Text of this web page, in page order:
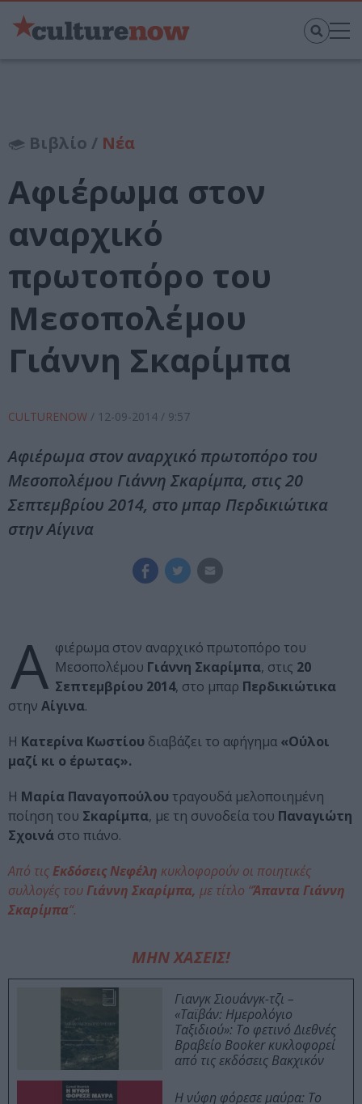
Βιβλίο / Νέα
Αφιέρωμα στον
αναρχικό
πρωτοπόρο του
Μεσοπολέμου
Γιάννη Σκαρίμπα
CULTURENOW / 12-09-2014 / 9:57
Αφιέρωμα στον αναρχικό πρωτοπόρο του
Μεσοπολέμου Γιάννη Σκαρίμπα, στις 20
Σεπτεμβρίου 2014, στο μπαρ Περδικιώτικα
στην Αίγινα
Α φιέρωμα στον αναρχικό πρωτοπόρο του
Μεσοπολέμου Γιάννη Σκαρίμπα, στις 20
Σεπτεμβρίου 2014, στο μπαρ Περδικιώτικα
στην Αίγινα.
H Κατερίνα Κωστίου διαβάζει το αφήγημα «Ούλοι
μαζί κι ο έρωτας».
Η Μαρία Παναγοπούλου τραγουδά μελοποιημένη
ποίηση του Σκαρίμπα, με τη συνοδεία του Παναγιώτη
Σχοινά στο πιάνο.
Από τιςΕκδόσεις Νεφέλη κυκλοφορούν οι ποιητικές
συλλογές τουΓιάννη Σκαρίμπα, με τίτλο “Άπαντα Γιάννη
Σκαρίμπα“.
ΜΗΝ ΧΑΣΕΙΣ!
Γιανγκ Σιουάνγκ-τζι –
«Ταϊβάν: Ημερολόγιο
Ταξιδιού»: Το φετινό Διεθνές
Βραβείο Booker κυκλοφορεί
από τις εκδόσεις Βακχικόν
Η νύφη φόρεσε μαύρα: Το